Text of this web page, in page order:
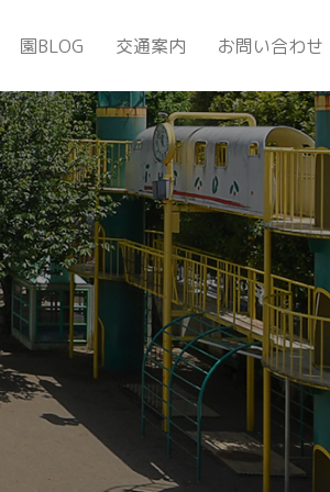
園BLOG 交通案内 お問い合わせ